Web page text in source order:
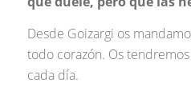
Desde Goizargi os
todo corazón. Os
cada día.